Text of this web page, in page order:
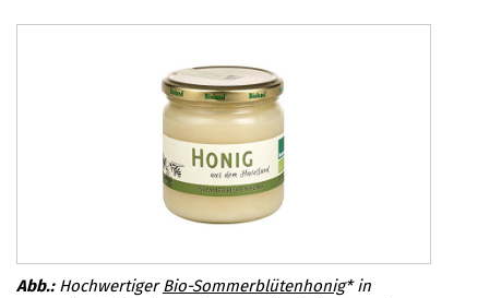
HochwertigerBio-Sommerblütenhonig* in